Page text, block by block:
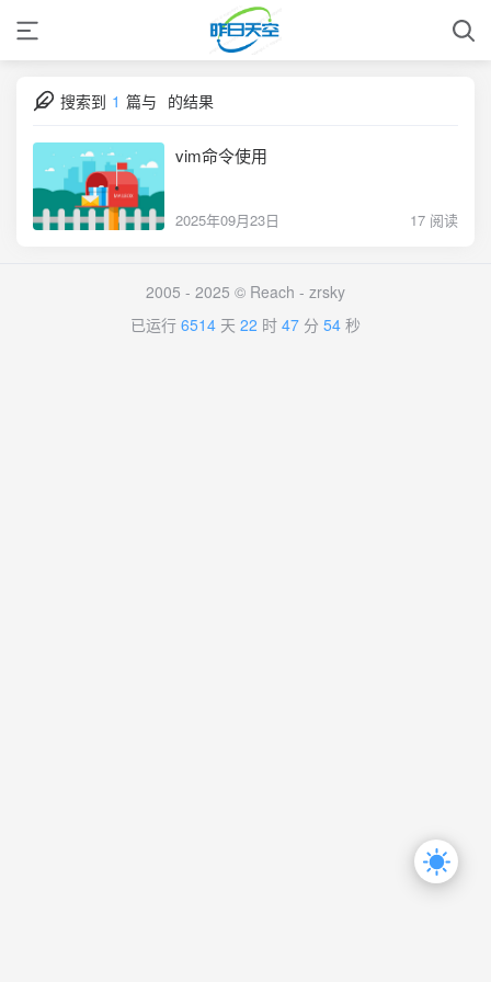
搜索到 1 篇与 的结果
vim命令使用
2025年09月23日 17 阅读
2005 - 2025 © Reach - zrsky
已运行 6514 天 22 时 47 分 54 秒